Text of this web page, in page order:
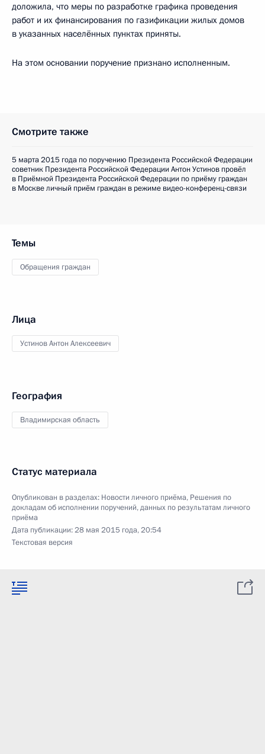
доложила, что меры по разработке графика проведения
работ и их финансирования по газификации жилых домов
в указанных населённых пунктах приняты.
На этом основании поручение признано исполненным.
Смотрите также
5 марта 2015 года по поручению Президента Российской Федерации
советник Президента Российской Федерации Антон Устинов провёл
в Приёмной Президента Российской Федерации по приёму граждан
в Москве личный приём граждан в режиме видео-конференц-связи
Темы
Обращения граждан
Лица
Устинов Антон Алексеевич
География
Владимирская область
Статус материала
Опубликован в разделах: Новости личного приёма, Решения по
докладам об исполнении поручений, данных по результатам личного
приёма
Дата публикации:28 мая 2015 года, 20:54
Текстовая версия